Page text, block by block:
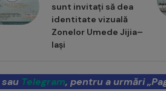
sunt invitați să dea
identitate vizuală
Zonelor Umede Jijia–
Iași
sau Telegram, pentru a urmări